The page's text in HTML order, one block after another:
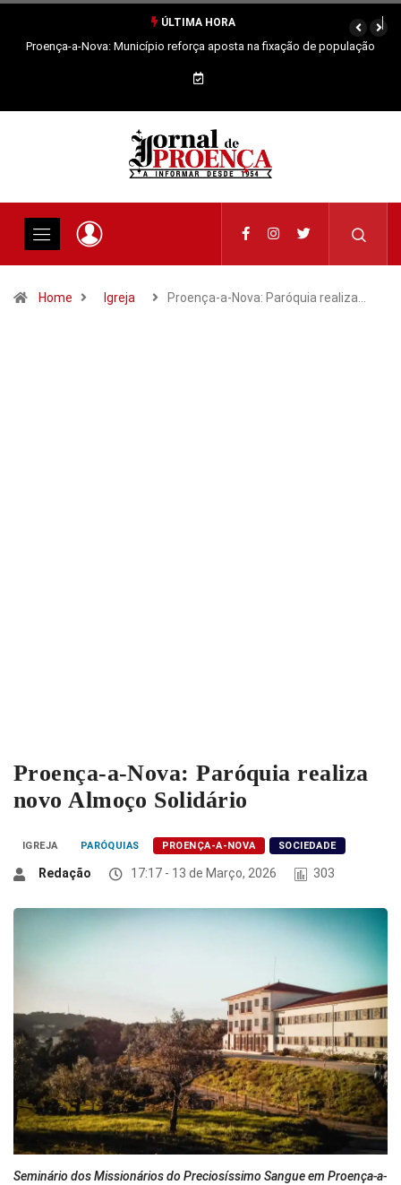
ÚLTIMA HORA
Proença-a-Nova: Município reforça aposta na fixação de população
Home Igreja Proença-a-Nova: Paróquia realiza…
Proença-a-Nova: Paróquia realiza
novo Almoço Solidário
IGREJA PARÓQUIAS PROENÇA-A-NOVA SOCIEDADE
Redação 17:17 - 13 de Março, 2026 303
Seminário dos Missionários do Preciosíssimo Sangue em Proença-a-